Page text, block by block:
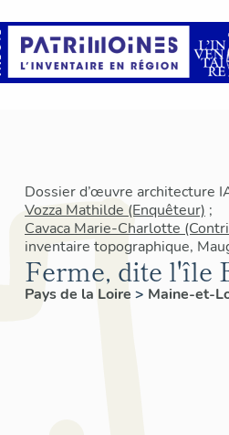
Dossier d’œuvre architecture
Vozza Mathilde (Enquêteur) ;
Cavaca Marie-Charlotte
inventaire topographique,
Ferme, dite l'île
Pays de la Loire > Maine-et-